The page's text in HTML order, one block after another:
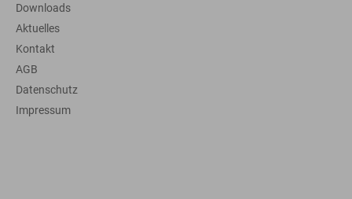
Downloads
Aktuelles
Kontakt
AGB
Datenschutz
Impressum